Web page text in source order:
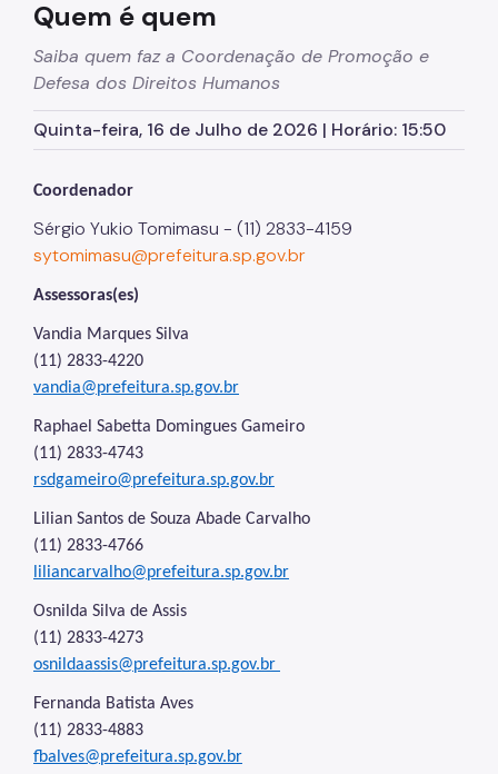
Igualdade Racial
Imigrantes e Trabalho Decente
Mulheres
Ouvidoria de Direitos Humanos
Pessoa Idosa
Pessoas Desaparecidas
Políticas sobre Drogas
População em Situação de Rua
Promoção e Defesa dos Direitos Humanos
Parcerias
Fundos Vinculados
Fundo de Abastecimento Alimentar de São Paulo -
FAASP
Quem é quem
Saiba quem faz a Coordenação de Promoção e
Defesa dos Direitos Humanos
Quinta-feira, 16 de Julho de 2026 | Horário: 15:50
Coordenador
Sérgio Yukio Tomimasu - (11) 2833-4159
sytomimasu@prefeitura.sp.gov.br
Assessoras(es)
Vandia Marques Silva
(11) 2833-4220
vandia@prefeitura.sp.gov.br
Raphael Sabetta Domingues Gameiro
(11) 2833-4743
rsdgameiro@prefeitura.sp.gov.br
Lilian Santos de Souza Abade Carvalho
(11) 2833-4766
liliancarvalho@prefeitura.sp.gov.br
Osnilda Silva de Assis
(11) 2833-4273
osnildaassis@prefeitura.sp.gov.br
Fernanda Batista Aves
(11) 2833-4883
fbalves@prefeitura.sp.gov.br